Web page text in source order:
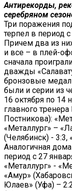
Антирекорды,
серебряном
Три поражения
терпел в период
Причем два из
и все – в плей-
сначала
дважды
бронзовые
были и серии из
16 октября по 14
главного
Постникова):
«Металлург» –
(Челябинск) - 3:3,
Аналогичная
период с 27
«Металлург» -
«Амур»
Юлаев» (Уфа) –